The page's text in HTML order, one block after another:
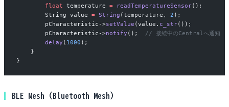
        float
temperature = readTemperatureSensor();
        String value
= String (temperature, 2 );
        pCharacteristic->
setValue (value. c_str());
        pCharacteristic->
notify ();
  // 接続中のCentralへ通知
        delay
( 1000 );
    }
}
BLE Mesh（Bluetooth Mesh）